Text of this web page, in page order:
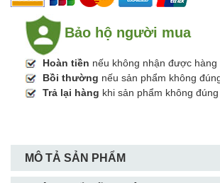
Bảo hộ người mua
Hoàn tiền nếu không nhận được hàng
Bồi thường nếu sản phẩm không
Trả lại hàng khi sản phẩm không
MÔ TẢ SẢN PHẨM